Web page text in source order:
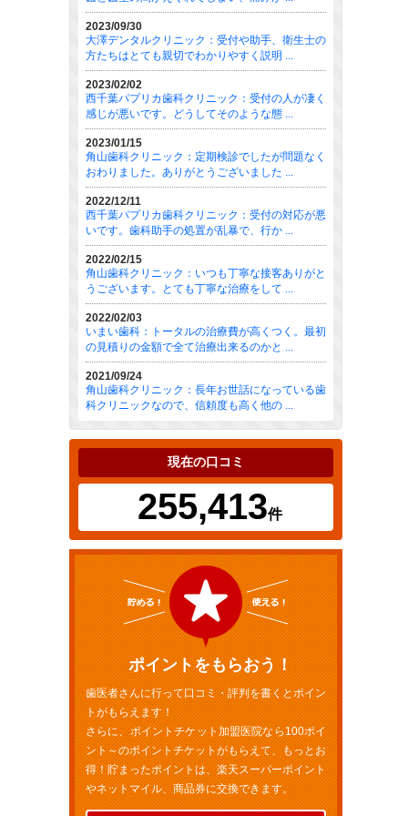
2023/09/30
大澤デンタルクリニック：受付や助手、衛生士の
方たちはとても親切でわかりやすく説明 ...
2023/02/02
西千葉パプリカ歯科クリニック：受付の人が凄く
感じが悪いです。どうしてそのような態 ...
2023/01/15
角山歯科クリニック：定期検診でしたが問題なく
おわりました。ありがとうございました ...
2022/12/11
西千葉パプリカ歯科クリニック：受付の対応が悪
いです。歯科助手の処置が乱暴で、行か ...
2022/02/15
角山歯科クリニック：いつも丁寧な接客ありがと
うございます。とても丁寧な治療をして ...
2022/02/03
いまい歯科：トータルの治療費が高くつく。最初
の見積りの金額で全て治療出来るのかと ...
2021/09/24
角山歯科クリニック：長年お世話になっている歯
科クリニックなので、信頼度も高く他の ...
現在の口コミ
255,413件
ポイントをもらおう！
歯医者さんに行って口コミ・評判を書くとポイン
トがもらえます！
さらに、ポイントチケット加盟医院なら100ポイ
ント～のポイントチケットがもらえて、もっとお
得！貯まったポイントは、楽天スーパーポイント
やネットマイル、商品券に交換できます。